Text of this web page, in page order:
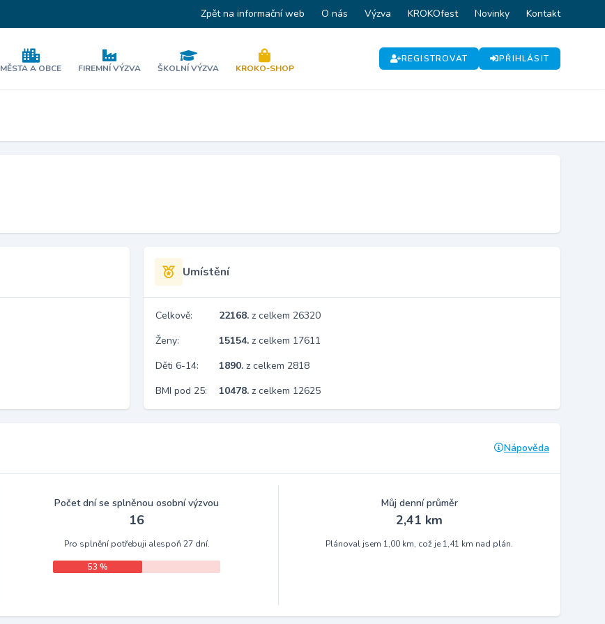
Zpět na informační web O nás Výzva KROKOfest Novinky Kontakt
MĚSTA A OBCE FIREMNÍ VÝZVA ŠKOLNÍ VÝZVA KROKO-SHOP
REGISTROVAT PŘIHLÁSIT
Umístění
Celkově: 22168. z celkem 26320
Ženy:
15154. z celkem 17611
Děti 6-14:
1890. z celkem 2818
BMI pod 25:
10478. z celkem 12625
Nápověda
Počet dní se splněnou osobní výzvou
16
Pro splnění potřebuji alespoň 27 dní.
53 %
Můj denní průměr
2,41 km
Plánoval jsem 1,00 km, což je 1,41 km nad plán.